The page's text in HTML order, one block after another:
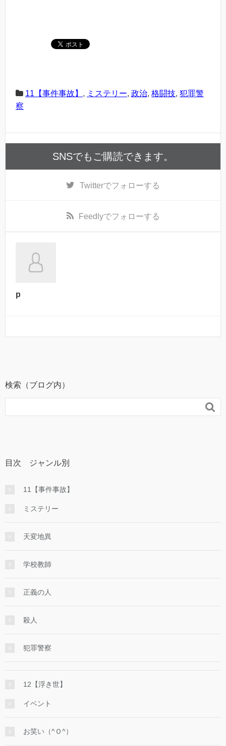
11【事件事故】 , ミステリー, 政治, 格闘技, 犯罪警
察
SNSでもご購読できます。
Twitterでフォローする
Feedlyでフォローする
p
検索（ブログ内）

目次 ジャンル別
11【事件事故】
ミステリー
天変地異
学校教師
正義の人
殺人
犯罪警察
12【浮き世】
イベント
お笑い（^Ｏ^）